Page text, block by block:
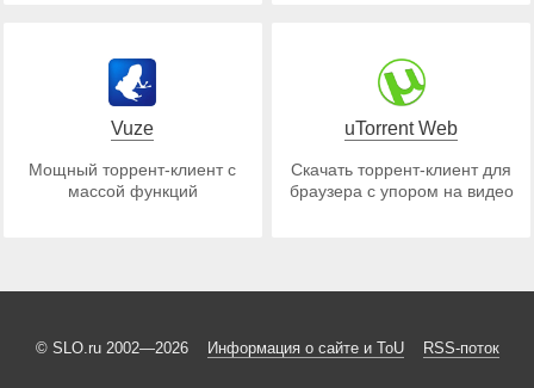
Vuze
Мощный торрент-клиент с
массой функций
uTorrent Web
Скачать торрент-клиент для
браузера с упором на видео
© SLO.ru 2002—2026 Информация о сайте и ToU RSS-поток